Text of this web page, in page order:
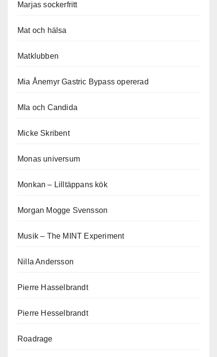
Marjas sockerfritt
Mat och hälsa
Matklubben
Mia Ånemyr Gastric Bypass opererad
MIa och Candida
Micke Skribent
Monas universum
Monkan – Lilltäppans kök
Morgan Mogge Svensson
Musik – The MINT Experiment
Nilla Andersson
Pierre Hasselbrandt
Pierre Hesselbrandt
Roadrage